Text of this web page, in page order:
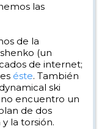
las
de la
(un
de internet;
éste. También
ski
encuentro un
de dos
la torsión.